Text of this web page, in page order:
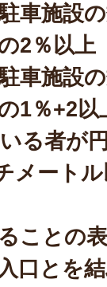
車施設
2％以上
車施設
1％+2以
る者が
メート
ことの
口とを